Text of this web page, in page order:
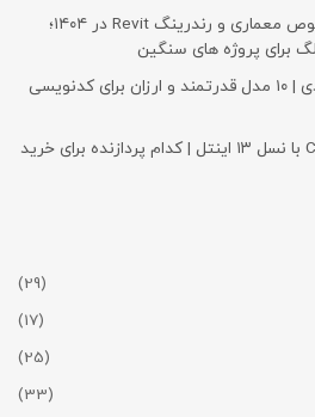
راهنمای خرید لپ تاپ مخصوص معماری و رندرینگ Revit در ۱۴۰۴؛
برای پروژه های سنگین
لپتاپ برنامه نویسی اقتصادی | ۱۰ مدل قدرتمند و ارزان برای کدنویسی
تفاوت لپتاپ های Core Ultra با نسل ۱۳ اینتل | کدام پردازنده برای خرید
(29)
(17)
(25)
(33)